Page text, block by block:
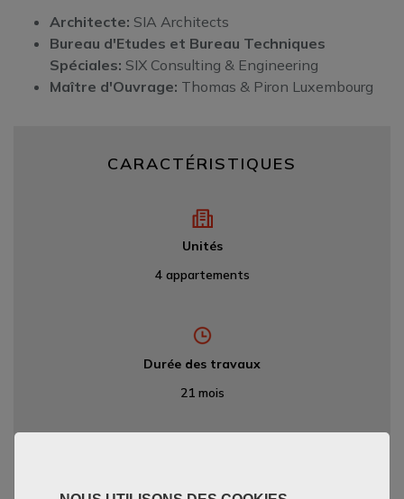
Architecte: SIA Architects
Bureau d'Etudes et Bureau Techniques
Spéciales: SIX Consulting & Engineering
Maître d'Ouvrage: Thomas & Piron Luxembourg
CARACTÉRISTIQUES
Unités
4 appartements
Durée des travaux
21 mois